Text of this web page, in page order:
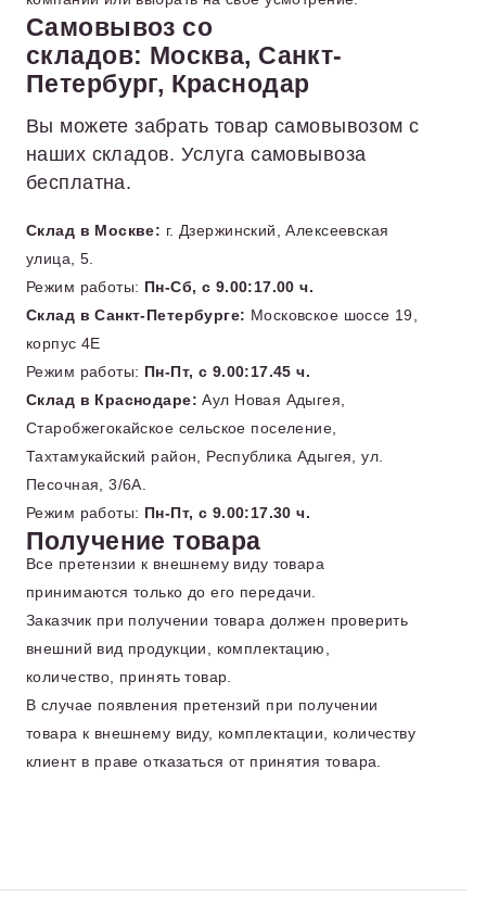
Самовывоз со
складов: Москва, Санкт-
Петербург, Краснодар
Вы можете забрать товар самовывозом с
наших складов. Услуга самовывоза
бесплатна.
Склад в Москве: г. Дзержинский, Алексеевская
улица, 5.
Режим работы: Пн-Сб, с 9.00:17.00 ч.
Склад в Санкт-Петербурге: Московское шоссе 19,
корпус 4Е
Режим работы: Пн-Пт, с 9.00:17.45 ч.
Склад в Краснодаре: Аул Новая Адыгея,
Старобжегокайское сельское поселение,
Тахтамукайский район, Республика Адыгея, ул.
Песочная, 3/6А.
Режим работы: Пн-Пт, с 9.00:17.30 ч.
Получение товара
Все претензии к внешнему виду товара
принимаются только до его передачи.
Заказчик при получении товара должен проверить
внешний вид продукции, комплектацию,
количество, принять товар.
В случае появления претензий при получении
товара к внешнему виду, комплектации, количеству
клиент в праве отказаться от принятия товара.